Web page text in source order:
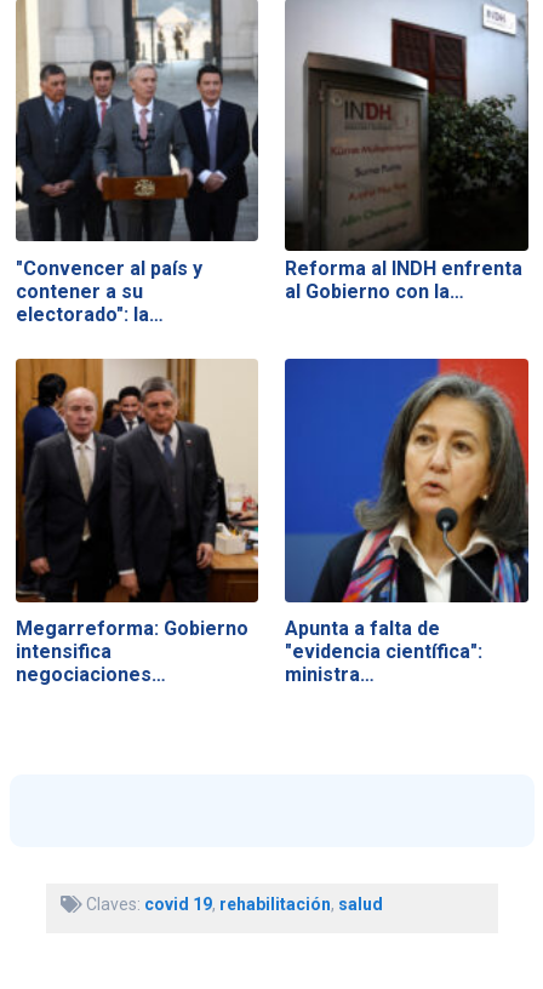
"Convencer al país y
contener a su
electorado": la…
Reforma al INDH enfrenta
al Gobierno con la…
Megarreforma: Gobierno
intensifica
negociaciones…
Apunta a falta de
"evidencia científica":
ministra…
Claves: covid 19, rehabilitación, salud